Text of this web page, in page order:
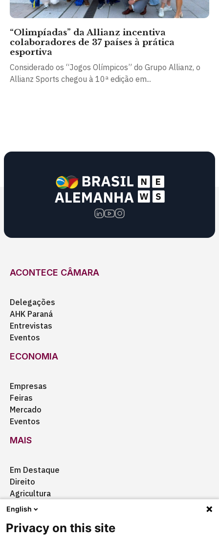
“Olimpíadas” da Allianz incentiva
colaboradores de 37 países à prática
esportiva
Considerado os “Jogos Olímpicos” do Grupo Allianz, o
Allianz Sports chegou à 10ª edição em...
ACONTECE CÂMARA
Delegações
AHK Paraná
Entrevistas
Eventos
ECONOMIA
Empresas
Feiras
Mercado
Eventos
MAIS
Em Destaque
Direito
Agricultura
Certificação
Aquisições
English
Privacy on this site